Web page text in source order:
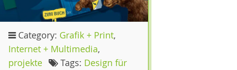
Category: Grafik + Print,
Internet + Multimedia,
projekte
Tags: Design für